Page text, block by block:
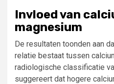
Invloed van
magnesium
De resultaten toonden aan
relatie bestaat tussen
radiologische classificatie
suggereert dat hogere